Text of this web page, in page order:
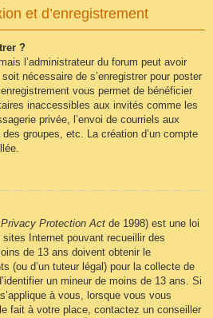
et d’enregistrement
?
l’administrateur du forum peut avoir
nécessaire de s’enregistrer pour poster
vous permet de bénéficier
inaccessibles aux invités comme les
privée, l’envoi de courriels aux
groupes, etc. La création d’un compte
Privacy Protection Act de 1998) est une loi
Internet pouvant recueillir des
de 13 ans doivent obtenir le
(ou d’un tuteur légal) pour la collecte de
un mineur de moins de 13 ans. Si
à vous, lorsque vous vous
fait à votre place, contactez un conseiller